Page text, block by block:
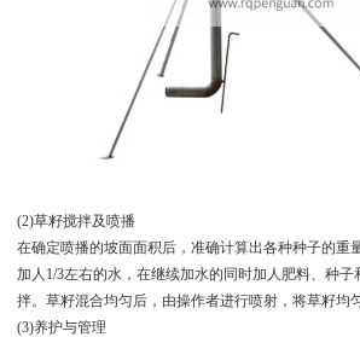
(2)草籽搅拌及喷播
在确定喷播的坡面面积后，准确计算出各种种子的重
加人1/3左右的水，在继续加水的同时加人肥料、种
拌。草籽混合均匀后，由操作者进行喷射，将草籽均
(3)养护与管理